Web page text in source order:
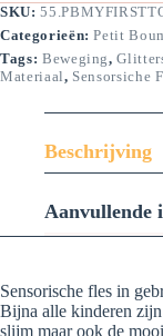
SKU:
Categorieën:Petit
Tags: Beweging,
Materiaal, Sensorsiche
Beschrijving
Aanvullende
Sensorische fles in
Bijna alle kinderen
slijm maar ook de